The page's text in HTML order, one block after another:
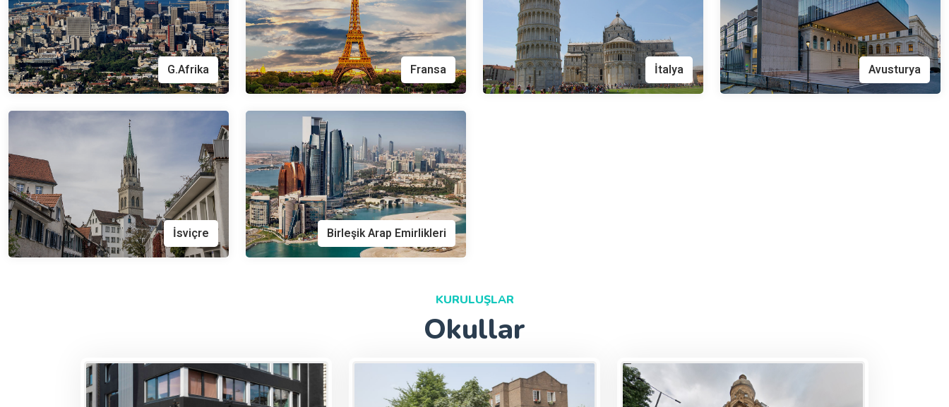
G.Afrika Fransa İtalya Avusturya
İsviçre Birleşik Arap Emirlikleri
KURULUŞLAR
Okullar